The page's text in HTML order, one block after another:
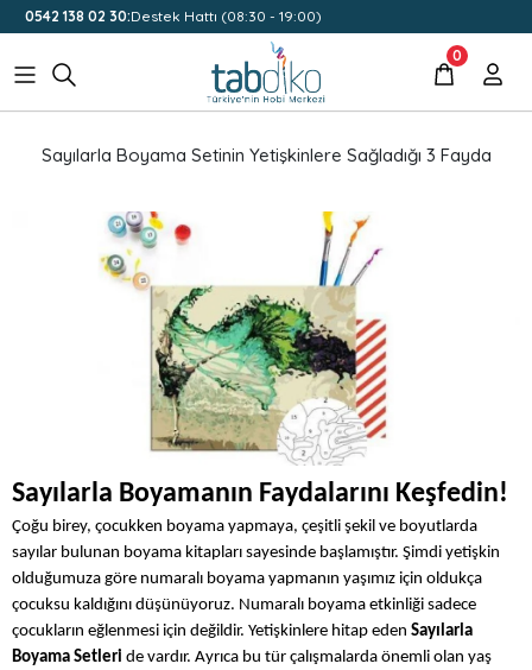
0542 138 02 30:Destek Hattı (08:30 - 19:00)
0
Sayılarla Boyama Setinin Yetişkinlere Sağladığı 3 Fayda
Sayılarla Boyamanın Faydalarını Keşfedin!
Çoğu birey, çocukken boyama yapmaya, çeşitli şekil ve boyutlarda
sayılar bulunan boyama kitapları sayesinde başlamıştır. Şimdi yetişkin
olduğumuza göre numaralı boyama yapmanın yaşımız için oldukça
çocuksu kaldığını düşünüyoruz. Numaralı boyama etkinliği sadece
çocukların eğlenmesi için değildir. Yetişkinlere hitap eden Sayılarla
Boyama Setleri de vardır. Ayrıca bu tür çalışmalarda önemli olan yaş